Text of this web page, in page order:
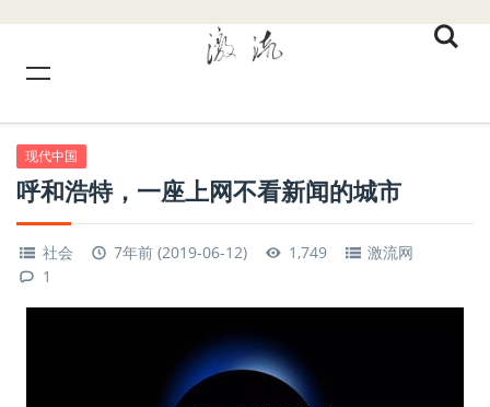
现代中国
呼和浩特，一座上网不看新闻的城市
社会 7年前 (2019-06-12) 1,749
激流网
1